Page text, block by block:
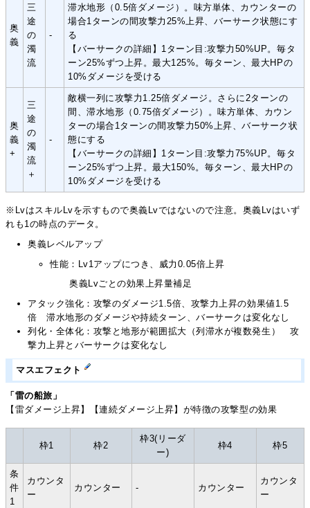
奥
義
三
途
の
濁
流
-
滞水地形（0.5倍ダメージ）。味方単体、カウンターの
場合1ターンの間攻撃力25%上昇、バーサーク状態にす
る
【バーサークの詳細】1ターン目:攻撃力50%UP。毎タ
ーン25%ずつ上昇。最大125%。毎ターン、最大HPの
10%ダメージを受ける
奥
義
+
三
途
の
濁
流
＋
-
敵横一列に攻撃力1.25倍ダメージ。さらに2ターンの
間、滞水地形（0.75倍ダメージ）。味方単体、カウン
ターの場合1ターンの間攻撃力50%上昇、バーサーク状
態にする
【バーサークの詳細】1ターン目:攻撃力75%UP。毎タ
ーン25%ずつ上昇。最大150%。毎ターン、最大HPの
10%ダメージを受ける
※LvはスキルLvを示すもので奥義Lvではないので注意。奥義Lvはいず
れも1の時点のデータ。
奥義レベルアップ
性能：Lv1アップにつき、威力0.05倍上昇
奥義Lvごとの効果上昇量補足
アタック強化：攻撃のダメージ1.5倍、攻撃力上昇の効果値1.5
倍 滞水地形のダメージや持続ターン、バーサークは変化なし
列化・全体化：攻撃と地形が範囲拡大（列滞水が複数発生） 攻
撃力上昇とバーサークは変化なし
マスエフェクト
「雷の船旅」
【雷ダメージ上昇】【連続ダメージ上昇】が特徴の攻撃型の効果
枠1 枠2
枠3(リーダ
ー)
枠4 枠5
条
件
1
カウンタ
ー
カウンター - カウンター
カウンタ
ー